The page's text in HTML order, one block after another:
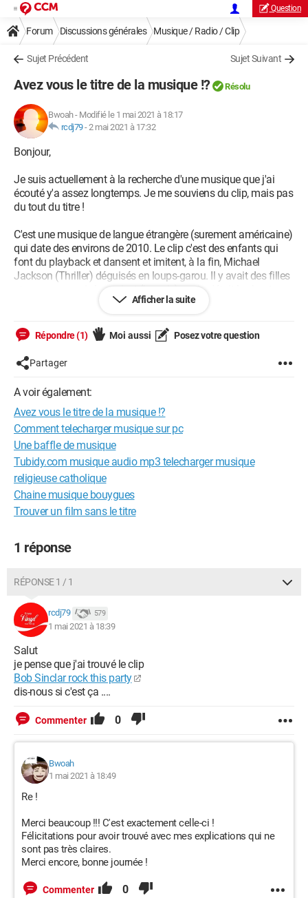
Question
Forum Discussions générales Musique / Radio / Clip
Sujet Précédent Sujet Suivant
Avez vous le titre de la musique !? Résolu
Bwoah- Modifié le 1 mai 2021 à 18:17
rcdj79-2 mai 2021 à 17:32
Bonjour,
Je suis actuellement à la recherche d'une musique que j'ai
écouté y'a assez longtemps. Je me souviens du clip, mais pas
du tout du titre !
C'est une musique de langue étrangère (surement américaine)
qui date des environs de 2010. Le clip c'est des enfants qui
font du playback et dansent et imitent, à la fin, Michael
Jackson (Thriller) déguisés en loups-garou. Il y avait des filles
et un garçon qui chantaient (je crois), mais c'était le chanteur
qui chantait le plus (il me semble).
totalement différent de celui d'un enfant (ça faisait contraste),
et que on écoutait plutôt ça en été.
J'ai essayé de chercher tout et n'importe quoi, mais je n'ai
jamais trouvé...
Désolé pour mes fautes d'orthographes ! Et désolé de n'avoir
pas mis (autant) le bon emplacement pour e forum, c'est ma
première fois.
Bonne journée !!!
Afficher la suite
Répondre (1) Moi aussi Posez votre question
Partager
A voir également:
Avez vous le titre de la musique !?
Comment telecharger musique sur pc
Une baffle de musique
Tubidy.com musique audio mp3 telecharger musique
religieuse catholique
Chaine musique bouygues
Trouver un film sans le titre
1 réponse
RÉPONSE 1 / 1
rcdj79 579
1 mai 2021 à 18:39
Salut
je pense que j'ai trouvé le clip
Bob Sinclar rock this party
dis-nous si c'est ça ....
Commenter 0
Bwoah
1 mai 2021 à 18:49
Re !
Merci beaucoup !!! C'est exactement celle-ci !
Félicitations pour avoir trouvé avec mes explications qui ne
sont pas très claires.
Merci encore, bonne journée !
Commenter 0